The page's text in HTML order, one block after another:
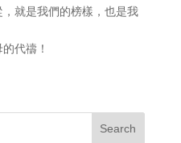
就是我們的榜樣，也是我
代禱！